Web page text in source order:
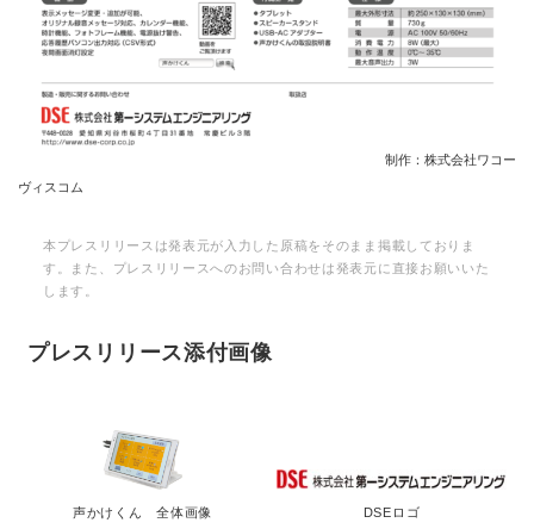
制作：株式会社ワコー
ヴィスコム
本プレスリリースは発表元が入力した原稿をそのまま掲載しておりま
す。また、プレスリリースへのお問い合わせは発表元に直接お願いいた
します。
プレスリリース添付画像
声かけくん 全体画像 DSEロゴ